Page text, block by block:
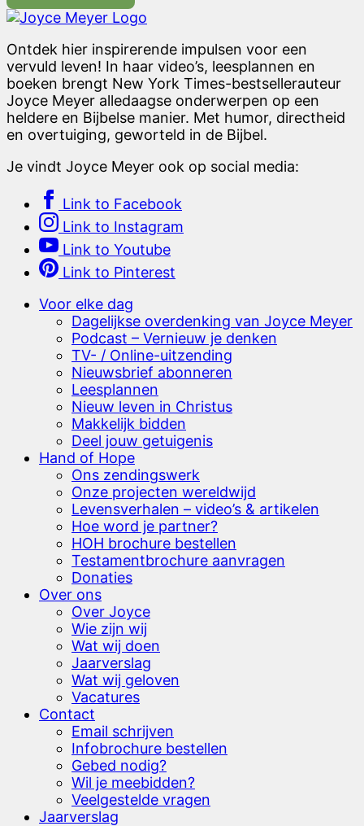
Ontdek hier inspirerende impulsen voor een
vervuld leven! In haar video’s, leesplannen en
boeken brengt New York Times-bestsellerauteur
Joyce Meyer alledaagse onderwerpen op een
heldere en Bijbelse manier. Met humor, directheid
en overtuiging, geworteld in de Bijbel.
Je vindt Joyce Meyer ook op social media:
Link to Facebook
Link to Instagram
Link to Youtube
Link to Pinterest
Voor elke dag
Dagelijkse overdenking van Joyce Meyer
Podcast – Vernieuw je denken
TV- / Online-uitzending
Nieuwsbrief abonneren
Leesplannen
Nieuw leven in Christus
Makkelijk bidden
Deel jouw getuigenis
Hand of Hope
Ons zendingswerk
Onze projecten wereldwijd
Levensverhalen – video’s & artikelen
Hoe word je partner?
HOH brochure bestellen
Testamentbrochure aanvragen
Donaties
Over ons
Over Joyce
Wie zijn wij
Wat wij doen
Jaarverslag
Wat wij geloven
Vacatures
Contact
Email schrijven
Infobrochure bestellen
Gebed nodig?
Wil je meebidden?
Veelgestelde vragen
Jaarverslag